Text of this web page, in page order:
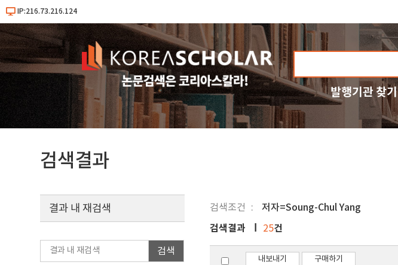
IP:216.73.216.124
발행기관 찾기
검색결과
검색조건 저자=Soung-Chul Yang
결과 내 재검색
검색
검색결과 25건
내보내기 구매하기